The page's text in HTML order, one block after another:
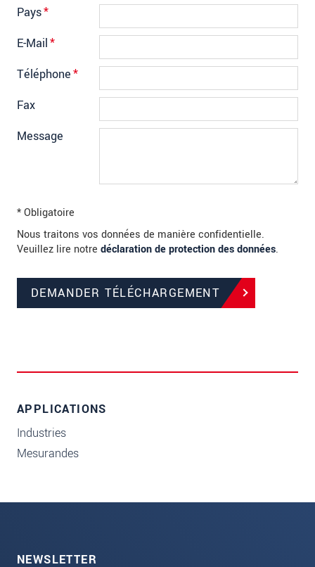
Pays*
E-Mail*
Téléphone*
Fax
Message
* Obligatoire
Nous traitons vos données de manière confidentielle.
Veuillez lire notre déclaration de protection des données.
DEMANDER TÉLÉCHARGEMENT
APPLICATIONS
Industries
Mesurandes
NEWSLETTER